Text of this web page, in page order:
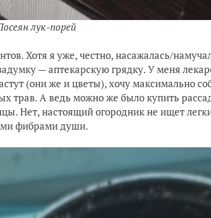
лук-порей
Хотя я уже, честно, насажалась/
— аптекарскую грядку. У меня
(они же и цветы), хочу максимально
трав. А ведь можно же было купить
Нет, настоящий огородник не ищет
фибрами души.